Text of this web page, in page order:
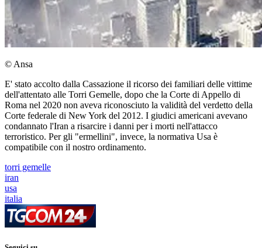
© Ansa
E' stato accolto dalla Cassazione il ricorso dei familiari delle vittime
dell'attentato alle Torri Gemelle, dopo che la Corte di Appello di
Roma nel 2020 non aveva riconosciuto la validità del verdetto della
Corte federale di New York del 2012. I giudici americani avevano
condannato l'Iran a risarcire i danni per i morti nell'attacco
terroristico. Per gli "ermellini", invece, la normativa Usa è
compatibile con il nostro ordinamento.
torri gemelle
iran
usa
italia